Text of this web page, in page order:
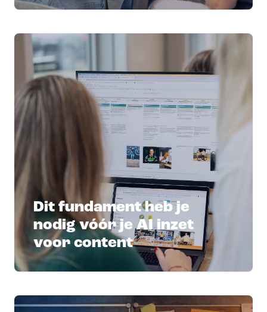
Dit fundament heb je
nodig vóór je AI inzet
voor content